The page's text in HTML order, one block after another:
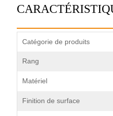
Catégorie de produits
Rang
Matériel
Finition de surface